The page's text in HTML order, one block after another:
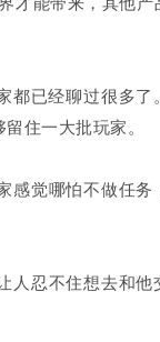
才能带来，其他产
已经聊过很多了
住一大批玩家。
感觉哪怕不做任务
人忍不住想去和他